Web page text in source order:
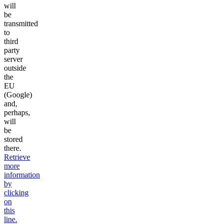
will
be
transmitted
to
third
party
server
outside
the
EU
(Google)
and,
perhaps,
will
be
stored
there.
Retrieve
more
information
by
clicking
on
this
line.